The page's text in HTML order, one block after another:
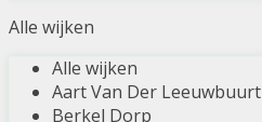
Alle wijken
Alle wijken
Aart Van Der Leeuwbuurt
Berkel Dorp